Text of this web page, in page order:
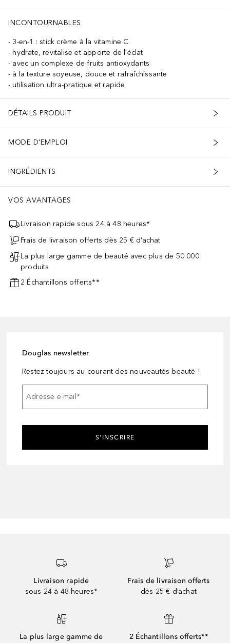
INCONTOURNABLES
3-en-1 : stick crème à la vitamine C
hydrate, revitalise et apporte de l'éclat
avec un complexe de fruits antioxydants
à la texture soyeuse, douce et rafraîchissante
utilisation ultra-pratique et rapide
DÉTAILS PRODUIT
MODE D'EMPLOI
INGRÉDIENTS
VOS AVANTAGES
Livraison rapide sous 24 à 48 heures*
Frais de livraison offerts dès 25 € d’achat
La plus large gamme de beauté avec plus de 50 000
produits
2 Échantillons offerts**
Douglas newsletter
Restez toujours au courant des nouveautés beauté !
Adresse e-mail*
S'INSCRIRE
Livraison rapide
sous 24 à 48 heures*
Frais de livraison offerts
dès 25 € d’achat
La plus large gamme de
2 Échantillons offerts**